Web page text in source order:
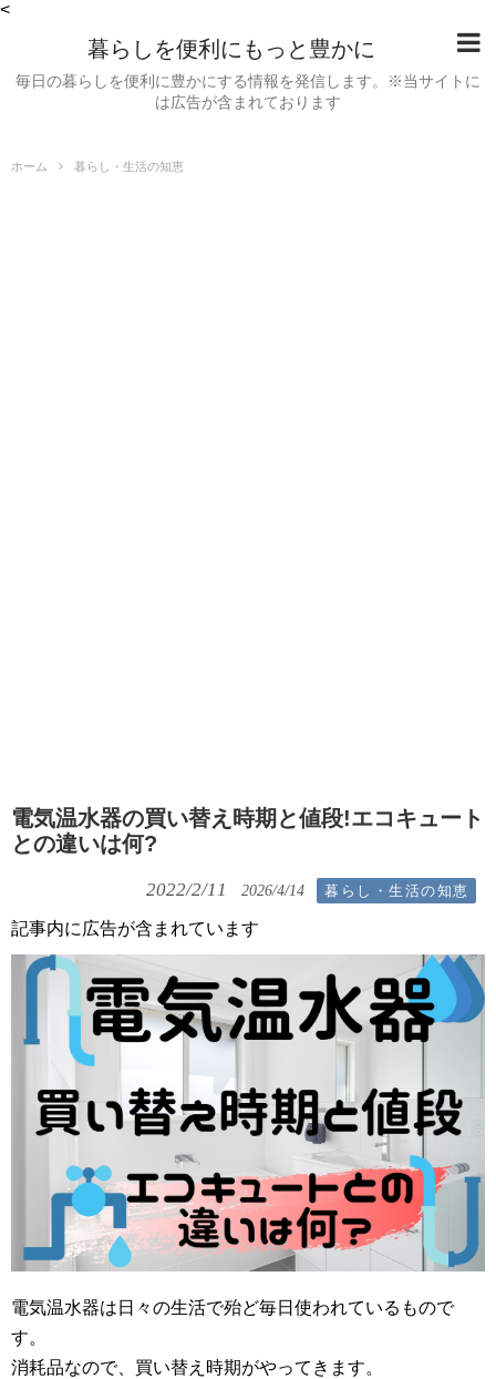
<
暮らしを便利にもっと豊かに
毎日の暮らしを便利に豊かにする情報を発信します。※当サイトに
は広告が含まれております
ホーム 暮らし・生活の知恵
電気温水器の買い替え時期と値段!エコキュート
との違いは何?
2022/2/11 2026/4/14 暮らし・生活の知恵
記事内に広告が含まれています
電気温水器は日々の生活で殆ど毎日使われているもので
す。
消耗品なので、買い替え時期がやってきます。